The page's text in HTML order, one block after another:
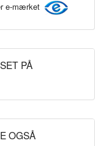
e-mærket
PÅ
OGSÅ